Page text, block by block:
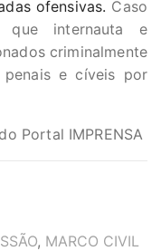
ofensivas. Caso
internauta e
criminalmente
e cíveis por
Portal IMPRENSA
, MARCO CIVIL